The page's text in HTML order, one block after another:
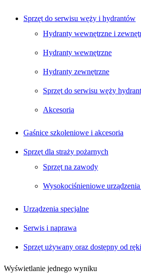
Sprzęt do serwisu węży i hydrantów
Hydranty wewnętrzne i
Hydranty wewnętrzne
Hydranty zewnętrzne
Sprzęt do serwisu węży
Akcesoria
Gaśnice szkoleniowe i akcesoria
Sprzęt dla straży pożarnych
Sprzęt na zawody
Wysokociśnieniowe urządzenia
Urządzenia specjalne
Serwis i naprawa
Sprzęt używany oraz dostępny od ręki
Wyświetlanie jednego wyniku